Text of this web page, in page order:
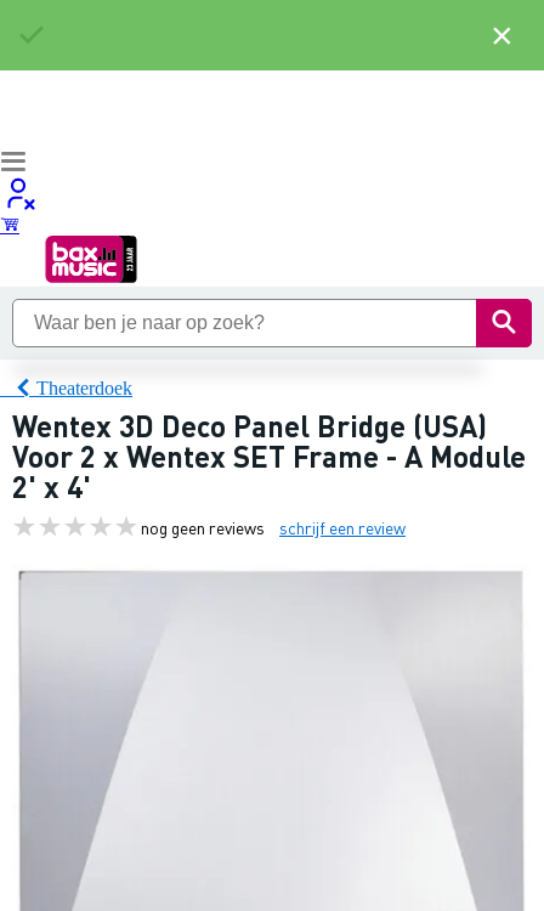
Theaterdoek
Wentex 3D Deco Panel Bridge (USA)
Voor 2 x Wentex SET Frame - A Module
2' x 4'
nog geen reviews schrijf een review
×